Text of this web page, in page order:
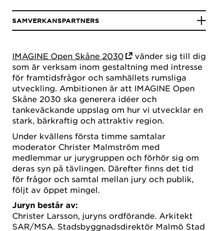
IMAGINE Open Skåne 2030
vänder sig till dig
som är verksam inom gestaltning med intresse
för framtidsfrågor och samhällets rumsliga
utveckling. Ambitionen är att IMAGINE Open
Skåne 2030 ska generera idéer och
tankeväckande uppslag om hur vi utvecklar en
stark, bärkraftig och attraktiv region.
Under kvällens första timme samtalar
moderator Christer Malmström med
medlemmar ur jurygruppen och förhör sig om
deras syn på tävlingen. Därefter finns det tid
för frågor och samtal mellan jury och publik,
följt av öppet mingel.
Juryn består av:
Christer Larsson, juryns ordförande. Arkitekt
SAR/MSA. Stadsbyggnadsdirektör Malmö Stad
SAMVERKANSPARTNERS